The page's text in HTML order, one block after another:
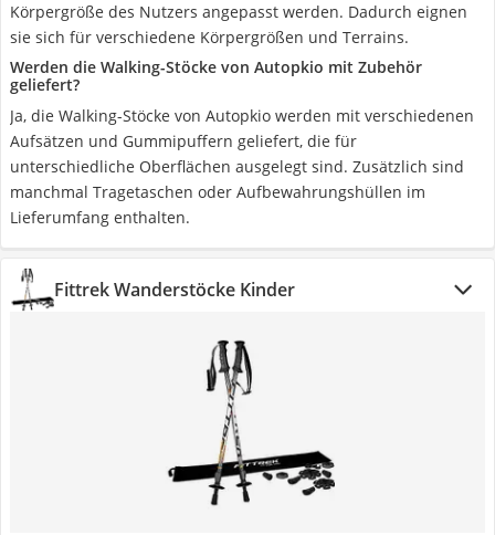
Körpergröße des Nutzers angepasst werden. Dadurch eignen
sie sich für verschiedene Körpergrößen und Terrains.
Werden die Walking-Stöcke von Autopkio mit Zubehör
geliefert?
Ja, die Walking-Stöcke von Autopkio werden mit verschiedenen
Aufsätzen und Gummipuffern geliefert, die für
unterschiedliche Oberflächen ausgelegt sind. Zusätzlich sind
manchmal Tragetaschen oder Aufbewahrungshüllen im
Lieferumfang enthalten.
Fittrek Wanderstöcke Kinder